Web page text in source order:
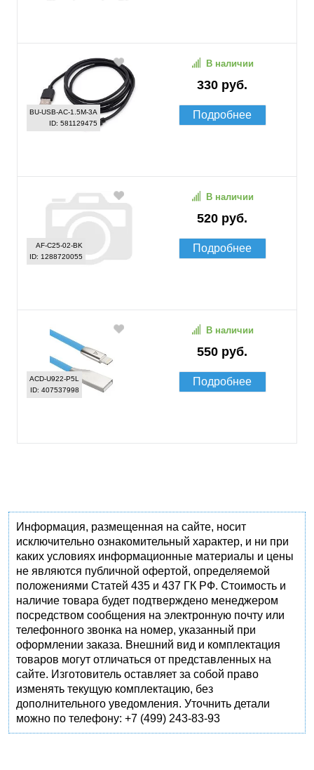
BU-USB-AC-1.5M-3A
ID: 581129475
330 руб.
В наличии
Подробнее
AF-C25-02-BK
ID: 1288720055
520 руб.
В наличии
Подробнее
ACD-U922-P5L
ID: 407537998
550 руб.
В наличии
Подробнее
Информация, размещенная на сайте, носит
исключительно ознакомительный характер, и ни при
каких условиях информационные материалы и цены
не являются публичной офертой, определяемой
положениями Статей 435 и 437 ГК РФ. Стоимость и
наличие товара будет подтверждено менеджером
посредством сообщения на электронную почту или
телефонного звонка на номер, указанный при
оформлении заказа. Внешний вид и комплектация
товаров могут отличаться от представленных на
сайте. Изготовитель оставляет за собой право
изменять текущую комплектацию, без
дополнительного уведомления. Уточнить детали
можно по телефону: +7 (499) 243-83-93